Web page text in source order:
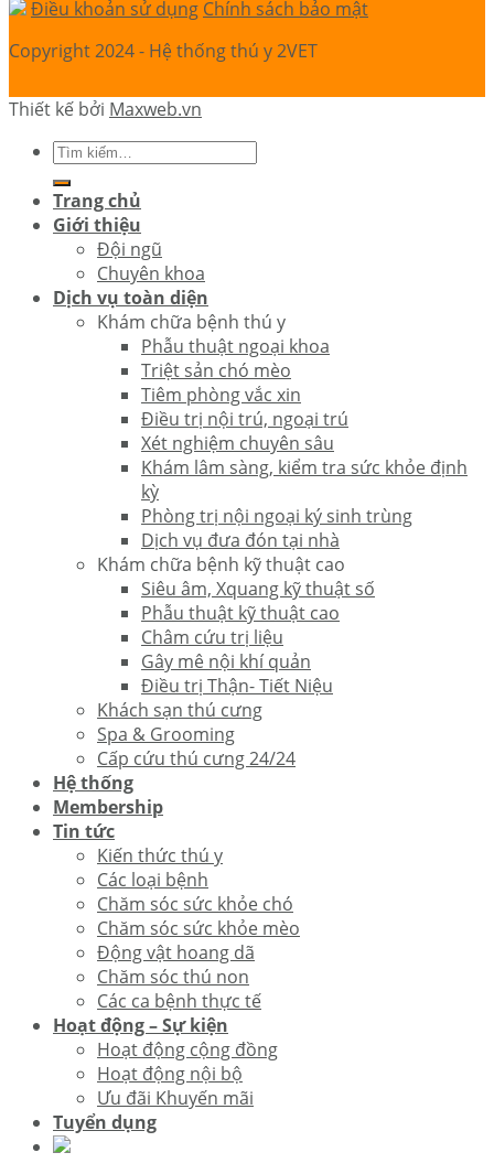
Điều khoản sử dụng Chính sách bảo mật
Copyright 2024 - Hệ thống thú y 2VET
Thiết kế bởi Maxweb.vn
Trang chủ
Giới thiệu
Đội ngũ
Chuyên khoa
Dịch vụ toàn diện
Khám chữa bệnh thú y
Phẫu thuật ngoại khoa
Triệt sản chó mèo
Tiêm phòng vắc xin
Điều trị nội trú, ngoại trú
Xét nghiệm chuyên sâu
Khám lâm sàng, kiểm tra sức khỏe định
kỳ
Phòng trị nội ngoại ký sinh trùng
Dịch vụ đưa đón tại nhà
Khám chữa bệnh kỹ thuật cao
Siêu âm, Xquang kỹ thuật số
Phẫu thuật kỹ thuật cao
Châm cứu trị liệu
Gây mê nội khí quản
Điều trị Thận- Tiết Niệu
Khách sạn thú cưng
Spa & Grooming
Cấp cứu thú cưng 24/24
Hệ thống
Membership
Tin tức
Kiến thức thú y
Các loại bệnh
Chăm sóc sức khỏe chó
Chăm sóc sức khỏe mèo
Động vật hoang dã
Chăm sóc thú non
Các ca bệnh thực tế
Hoạt động – Sự kiện
Hoạt động cộng đồng
Hoạt động nội bộ
Ưu đãi Khuyến mãi
Tuyển dụng